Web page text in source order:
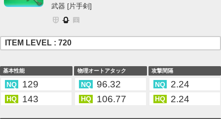
武器 [片手剣]
ITEM LEVEL : 720
基本性能
NQ 129
HQ 143
物理オートアタック
NQ 96.32
HQ 106.77
攻撃間隔
NQ 2.24
HQ 2.24